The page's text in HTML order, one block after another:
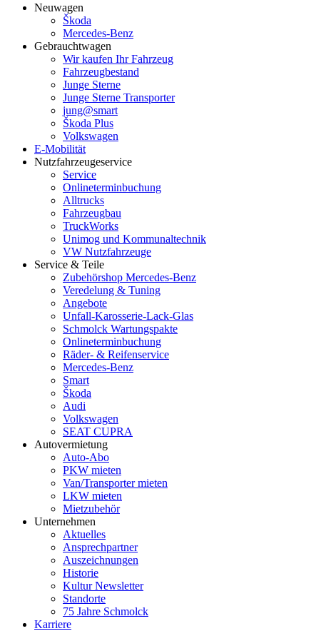
Neuwagen
Škoda
Mercedes-Benz
Gebrauchtwagen
Wir kaufen Ihr Fahrzeug
Fahrzeugbestand
Junge Sterne
Junge Sterne Transporter
jung@smart
Škoda Plus
Volkswagen
E-Mobilität
Nutzfahrzeugeservice
Service
Onlineterminbuchung
Alltrucks
Fahrzeugbau
TruckWorks
Unimog und Kommunaltechnik
VW Nutzfahrzeuge
Service & Teile
Zubehörshop Mercedes-Benz
Veredelung & Tuning
Angebote
Unfall-Karosserie-Lack-Glas
Schmolck Wartungspakte
Onlineterminbuchung
Räder- & Reifenservice
Mercedes-Benz
Smart
Škoda
Audi
Volkswagen
SEAT CUPRA
Autovermietung
Auto-Abo
PKW mieten
Van/Transporter mieten
LKW mieten
Mietzubehör
Unternehmen
Aktuelles
Ansprechpartner
Auszeichnungen
Historie
Kultur Newsletter
Standorte
75 Jahre Schmolck
Karriere